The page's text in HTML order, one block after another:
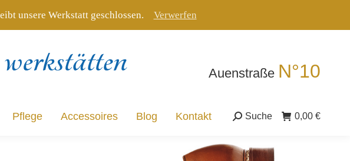
unsere Werkstatt geschlossen. Verwerfen
Auenstraße N°10
Pflege Accessoires Blog Kontakt Suche:
Suche 0,00 €
Pflege Accessoires Blog Kontakt